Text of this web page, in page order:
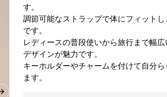
す。
調節可能なストラップで体にフィット
です。
レディースの普段使いから旅行まで幅
デザインが魅力です。
キーホルダーやチャームを付けて自分
ます。